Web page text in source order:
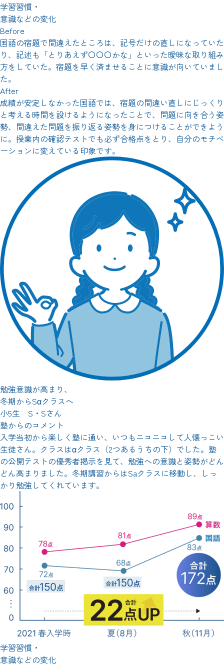
学習習慣・
意識などの変化
Before
国語の宿題で間違えたところは、記号だけの直しになっていた
り、記述も「とりあえず〇〇〇かな」といった曖昧な取り組み
方をしていた。宿題を早く済ませることに意識が向いていまし
た。
After
成績が安定しなかった国語では、宿題の間違い直しにじっくり
と考える時間を設けるようになったことで、問題に向き合う姿
勢、間違えた問題を振り返る姿勢を身につけることができよう
に。授業内の確認テストでも必ず合格点をとり、自分のモチベ
ーションに変えている印象です。
勉強意識が高まり、
冬期からSαクラスへ
小5生 S・Sさん
塾からのコメント
入学当初から楽しく塾に通い、いつもニコニコして人懐っこい
生徒さん。クラスはαクラス（2つあるうちの下）でした。塾
の公開テストの優秀者掲示を見て、勉強への意識と姿勢がどん
どん高まりました。冬期講習からはSaクラスに移動し、しっ
かり勉強してくれています。
学習習慣・
意識などの変化